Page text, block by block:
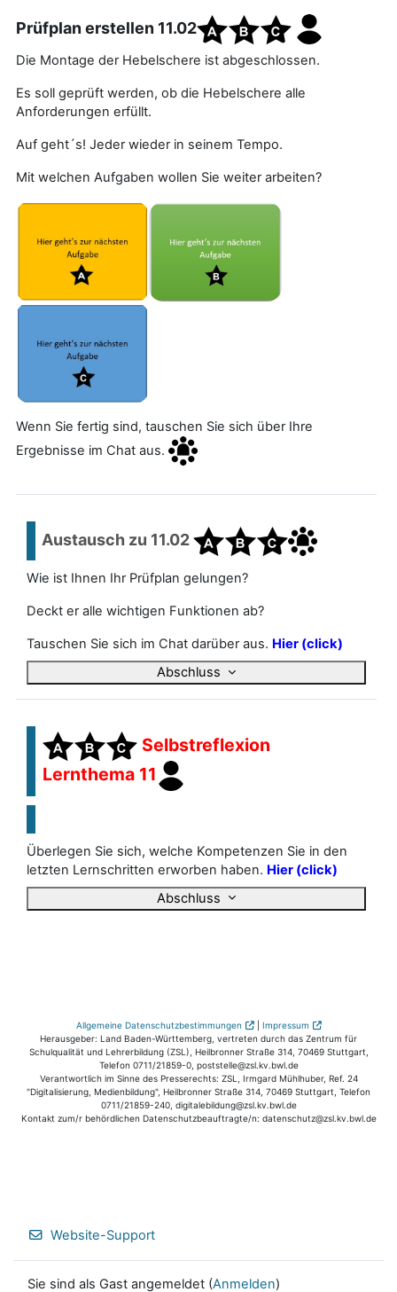
Prüfplan erstellen 11.02
Die Montage der Hebelschere ist abgeschlossen.
Es soll geprüft werden, ob die Hebelschere alle
Anforderungen erfüllt.
Auf geht´s! Jeder wieder in seinem Tempo.
Mit welchen Aufgaben wollen Sie weiter arbeiten?
Wenn Sie fertig sind, tauschen Sie sich über Ihre
Ergebnisse im Chat aus.
Abschluss
Austausch zu 11.02
Wie ist Ihnen Ihr Prüfplan gelungen?
Deckt er alle wichtigen Funktionen ab?
Tauschen Sie sich im Chat darüber aus. Hier (click)
Abschluss
Selbstreflexion
Lernthema 11
Überlegen Sie sich, welche Kompetenzen Sie in den
letzten Lernschritten erworben haben. Hier (click)
Allgemeine Datenschutzbestimmungen | Impressum
Herausgeber: Land Baden-Württemberg, vertreten durch das Zentrum für
Schulqualität und Lehrerbildung (ZSL), Heilbronner Straße 314, 70469 Stuttgart,
Telefon 0711/21859-0, poststelle@zsl.kv.bwl.de
Verantwortlich im Sinne des Presserechts: ZSL, Irmgard Mühlhuber, Ref. 24
"Digitalisierung, Medienbildung", Heilbronner Straße 314, 70469 Stuttgart, Telefon
0711/21859-240, digitalebildung@zsl.kv.bwl.de
Kontakt zum/r behördlichen Datenschutzbeauftragte/n: datenschutz@zsl.kv.bwl.de
Website-Support
Sie sind als Gast angemeldet (Anmelden)